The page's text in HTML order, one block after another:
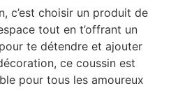
c’est choisir un produit de
tout en t’offrant un
te détendre et ajouter
ce coussin est
pour tous les amoureux